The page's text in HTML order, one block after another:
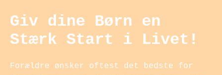
Giv dine Børn en
Stærk Start i Livet!
Forældre ønsker oftest det bedste for